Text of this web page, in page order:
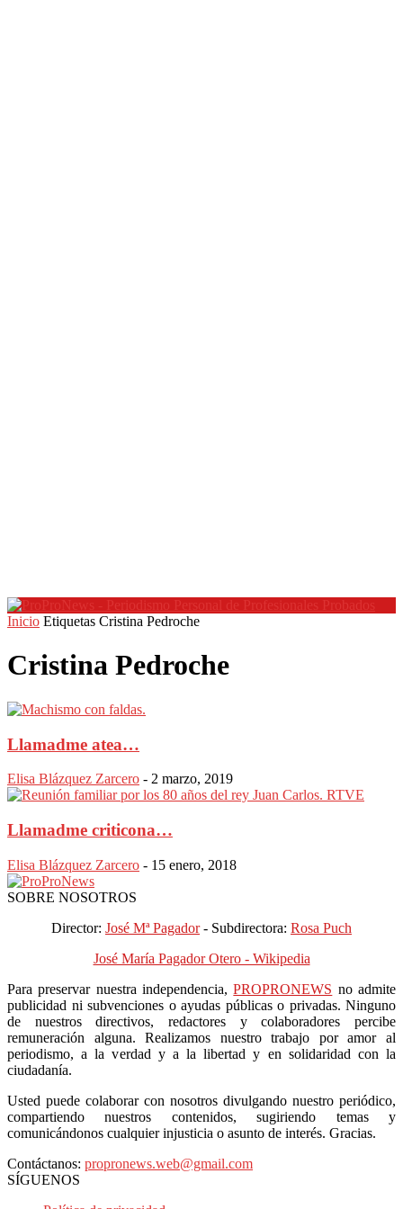
Inicio Etiquetas Cristina Pedroche
Cristina Pedroche
Llamadme atea…
Elisa Blázquez Zarcero - 2 marzo, 2019
Llamadme criticona…
Elisa Blázquez Zarcero - 15 enero, 2018
SOBRE NOSOTROS
Director: José Mª Pagador- Subdirectora: Rosa Puch
José María Pagador Otero - Wikipedia
Para preservar nuestra independencia,PROPRONEWS no admite
publicidad ni subvenciones o ayudas públicas o privadas. Ninguno
de nuestros directivos, redactores y colaboradores percibe
remuneración alguna. Realizamos nuestro trabajo por amor al
periodismo, a la verdad y a la libertad y en solidaridad con la
ciudadanía.
Usted puede colaborar con nosotros divulgando nuestro periódico,
compartiendo nuestros contenidos, sugiriendo temas y
comunicándonos cualquier injusticia o asunto de interés. Gracias.
Contáctanos: propronews.web@gmail.com
SÍGUENOS